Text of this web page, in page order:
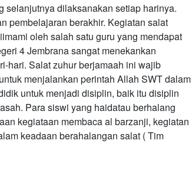
selanjutnya dilaksanakan setiap harinya.
pembelajaran berakhir. Kegiatan salat
oleh salah satu guru yang mendapat
4 Jembrana sangat menekankan
hari. Salat zuhur berjamaah ini wajib
menjalankan perintah Allah SWT dalam
untuk menjadi disiplin, baik itu disiplin
Para siswi yang haidatau berhalang
kegiataan membaca al barzanji, kegiatan
keadaan berahalangan salat ( Tim